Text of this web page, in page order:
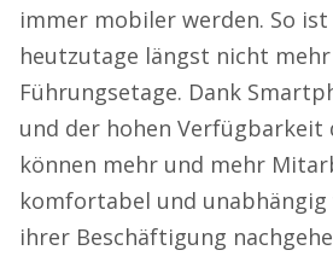
immer mobiler werden. So
heutzutage längst nicht
Führungsetage. Dank
und der hohen Verfügbarkeit
können mehr und mehr
komfortabel und
ihrer Beschäftigung